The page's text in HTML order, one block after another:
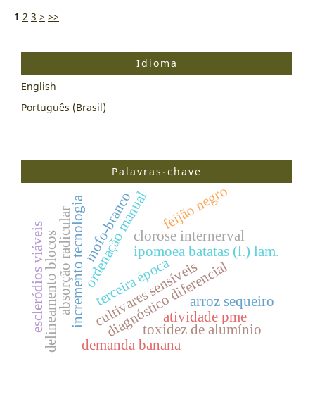
1 2 3 > >>
Idioma
English
Português (Brasil)
Palavras-chave
ipomoea batatas (l.) lam.
clorose internerval
ordenação manual
diagnóstico diferencial
incremento tecnologiacultivares sensíveis
absorção radicular
demanda banana
toxidez de alumínio
arroz sequeiro
delineamento blocos
feijão negro
escleródios viáveis mofo-branco
terceira época
atividade pme